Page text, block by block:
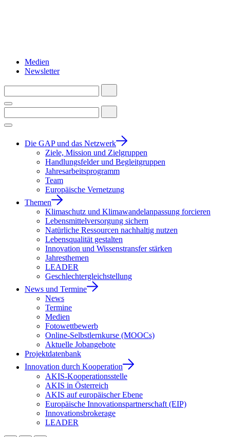
Medien
Newsletter
Die GAP und das Netzwerk
Ziele, Mission und Zielgruppen
Handlungsfelder und Begleitgruppen
Jahresarbeitsprogramm
Team
Europäische Vernetzung
Themen
Klimaschutz und Klimawandelanpassung forcieren
Lebensmittelversorgung sichern
Natürliche Ressourcen nachhaltig nutzen
Lebensqualität gestalten
Innovation und Wissenstransfer stärken
Jahresthemen
LEADER
Geschlechtergleichstellung
News und Termine
News
Termine
Medien
Fotowettbewerb
Online-Selbstlernkurse (MOOCs)
Aktuelle Jobangebote
Projektdatenbank
Innovation durch Kooperation
AKIS-Kooperationsstelle
AKIS in Österreich
AKIS auf europäischer Ebene
Europäische Innovationspartnerschaft (EIP)
Innovationsbrokerage
LEADER